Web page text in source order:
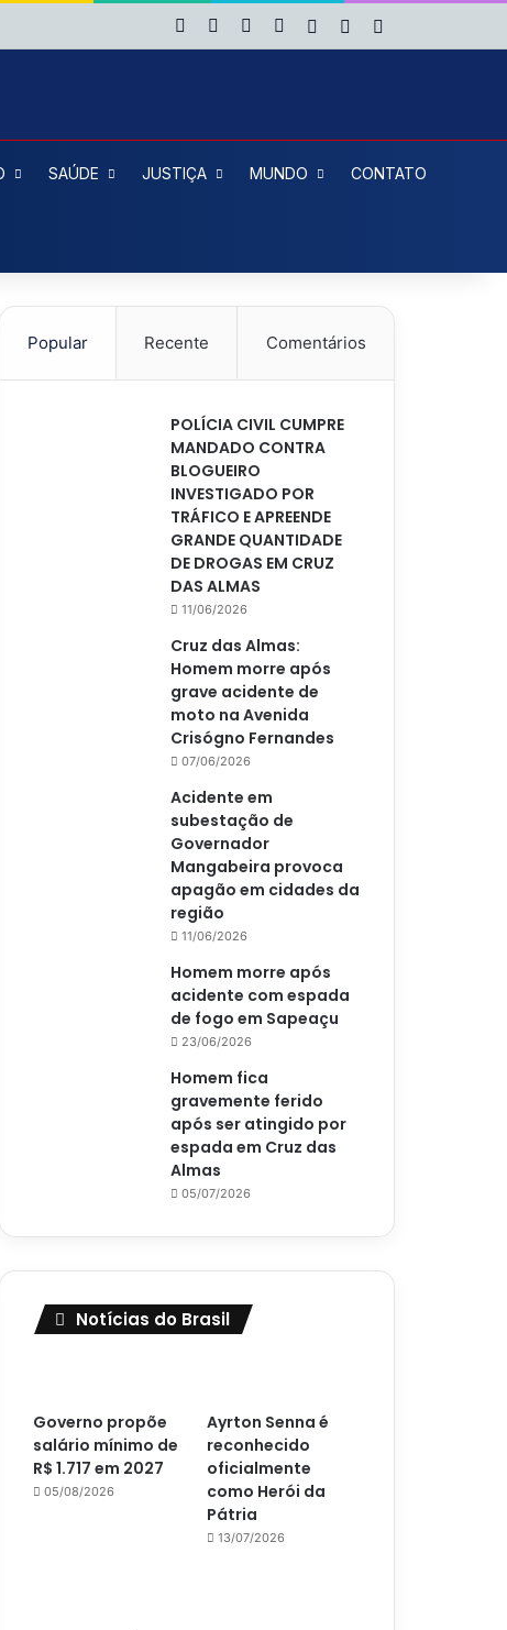
Facebook YouTubeInstagram
Entrar Artigo aleatório
SAÚDE JUSTIÇA MUNDO CONTATO
Popular Recente Comentários
POLÍCIA CIVIL CUMPRE
MANDADO CONTRA
BLOGUEIRO
INVESTIGADO POR
TRÁFICO E APREENDE
GRANDE QUANTIDADE
DE DROGAS EM CRUZ
DAS ALMAS
11/06/2026
Cruz das Almas:
Homem morre após
grave acidente de
moto na Avenida
Crisógno Fernandes
07/06/2026
Acidente em
subestação de
Governador
Mangabeira provoca
apagão em cidades da
região
11/06/2026
Homem morre após
acidente com espada
de fogo em Sapeaçu
23/06/2026
Homem fica
gravemente ferido
após ser atingido por
espada em Cruz das
Almas
05/07/2026
Notícias do Brasil
Governo propõe
salário mínimo de
R$ 1.717 em 2027
05/08/2026
Ayrton Senna é
reconhecido
oficialmente
como Herói da
Pátria
13/07/2026